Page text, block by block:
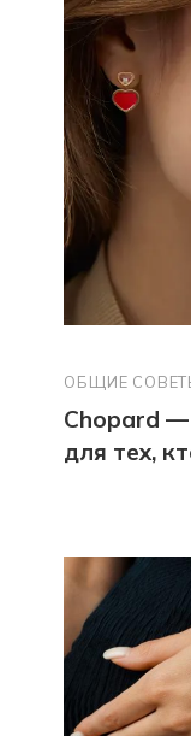
ОБЩИЕ
Chopard —
для тех,